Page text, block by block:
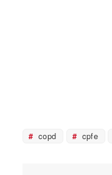
copd cpfe